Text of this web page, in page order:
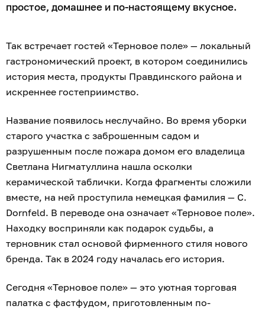
простое, домашнее и по-настоящему вкусное.
Так встречает гостей «Терновое поле» — локальный
гастрономический проект, в котором соединились
история места, продукты Правдинского района и
искреннее гостеприимство.
Название появилось неслучайно. Во время уборки
старого участка с заброшенным садом и
разрушенным после пожара домом его владелица
Светлана Нигматуллина нашла осколки
керамической таблички. Когда фрагменты сложили
вместе, на ней проступила немецкая фамилия — C.
Dornfeld. В переводе она означает «Терновое поле».
Находку восприняли как подарок судьбы, а
терновник стал основой фирменного стиля нового
бренда. Так в 2024 году началась его история.
Сегодня «Терновое поле» — это уютная торговая
палатка с фастфудом, приготовленным по-